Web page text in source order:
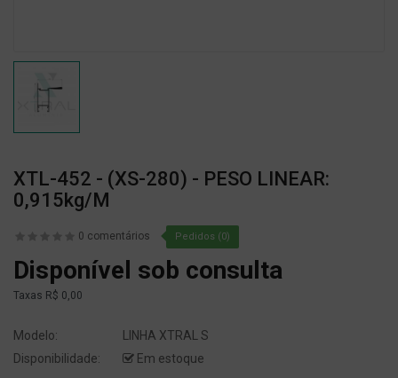
XTL-452 - (XS-280) - PESO LINEAR:
0,915kg/m
0 comentários Pedidos (0)
Disponível sob consulta
Taxas R$ 0,00
Modelo:
LINHA XTRAL S
Disponibilidade:
Em estoque